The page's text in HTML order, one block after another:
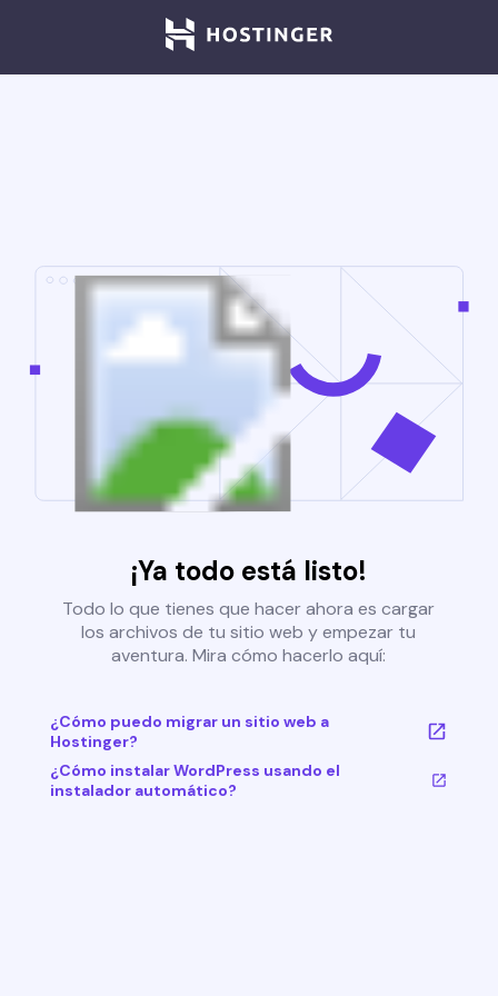
¡Ya todo está listo!
Todo lo que tienes que hacer ahora es cargar
los archivos de tu sitio web y empezar tu
aventura. Mira cómo hacerlo aquí:
¿Cómo puedo migrar un sitio web a
Hostinger?
¿Cómo instalar WordPress usando el
instalador automático?